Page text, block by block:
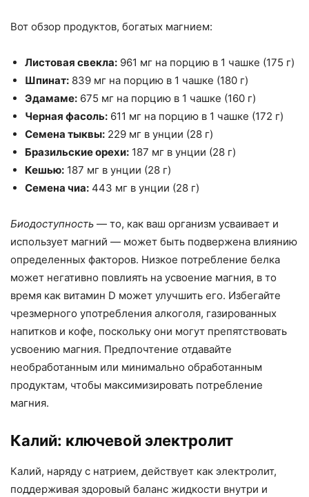
Вот обзор продуктов, богатых магнием:
Листовая свекла: 961 мг на порцию в 1 чашке (175 г)
Шпинат: 839 мг на порцию в 1 чашке (180 г)
Эдамаме: 675 мг на порцию в 1 чашке (160 г)
Черная фасоль: 611 мг на порцию в 1 чашке (172 г)
Семена тыквы: 229 мг в унции (28 г)
Бразильские орехи: 187 мг в унции (28 г)
Кешью: 187 мг в унции (28 г)
Семена чиа: 443 мг в унции (28 г)
Биодоступность — то, как ваш организм усваивает и
использует магний — может быть подвержена влиянию
определенных факторов. Низкое потребление белка
может негативно повлиять на усвоение магния, в то
время как витамин D может улучшить его. Избегайте
чрезмерного употребления алкоголя, газированных
напитков и кофе, поскольку они могут препятствовать
усвоению магния. Предпочтение отдавайте
необработанным или минимально обработанным
продуктам, чтобы максимизировать потребление
магния.
Калий: ключевой электролит
Калий, наряду с натрием, действует как электролит,
поддерживая здоровый баланс жидкости внутри и